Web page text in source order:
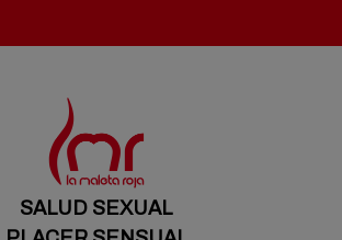
SALUD SEXUAL